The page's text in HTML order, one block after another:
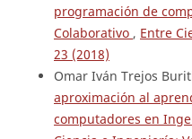
programación de
Colaborativo , Entre
23 (2018)
Omar Iván Trejos
aproximación al
computadores en